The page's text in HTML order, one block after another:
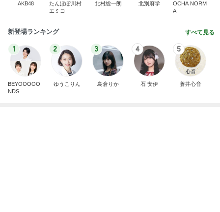
AKB48
たんぽぽ川村
エミコ
北村総一朗 北別府学
OCHA NORM
A
新登場ランキング すべて見る
1
BEYOOOOO
NDS
2
ゆうこりん
3
島倉りか
4
石 安伊
5
蒼井心音